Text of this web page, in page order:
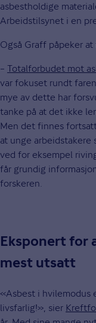
asbestholdige
Arbeidstilsynet i en
Også Graff påpeker
– Totalforbudet mot
var fokuset rundt
mye av dette har
tanke på at det ikke
Men det finnes
at unge arbeidstakere
ved for eksempel
får grundig
forskeren.
Eksponert for
mest utsatt
«Asbest i hvilemodus
livsfarlig!», sier